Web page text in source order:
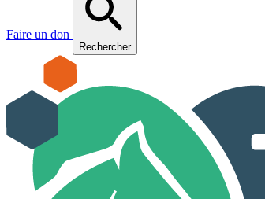
Faire un don
Rechercher